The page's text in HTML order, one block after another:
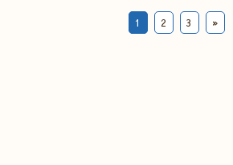
1 2 3 »